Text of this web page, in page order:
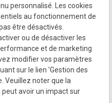
21h
Plan du site
Mentions
légales
Politique de
confidentialité
personnalisé. Les cookies
au fonctionnement de
être désactivés.
ou de désactiver les
et de marketing
modifier vos paramètres
sur le lien 'Gestion des
Veuillez noter que la
avoir un impact sur